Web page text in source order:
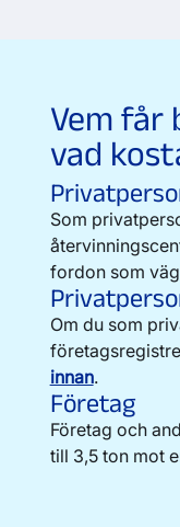
Visa
1A
2A
4A-5A
Vem får
vad
Som
fordon som
Om du som
innan.
Företag
Företag och
till 3,5 ton mot